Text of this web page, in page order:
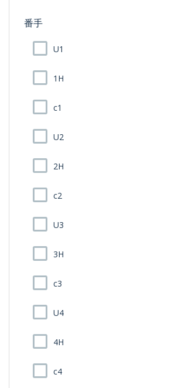
番手
U1
1H
c1
U2
2H
c2
U3
3H
c3
U4
4H
c4